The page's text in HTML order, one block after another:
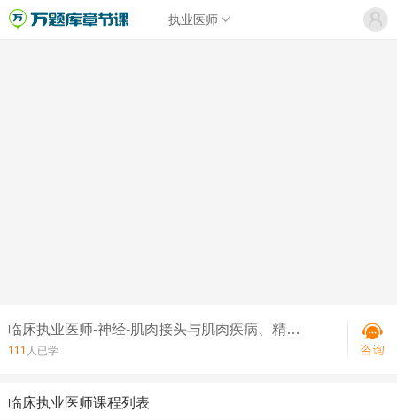
执业医师
临床执业医师-神经-肌肉接头与肌肉疾病、精神障碍（一）
111 人已学
临床执业医师课程列表